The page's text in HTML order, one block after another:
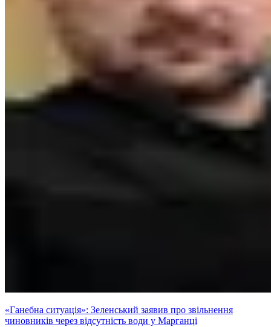
«Ганебна ситуація»: Зеленський заявив про звільнення
чиновників через відсутність води у Марганці